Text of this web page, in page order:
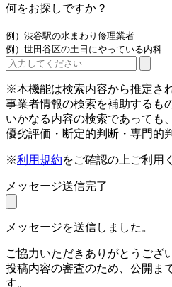
何をお探しですか？
例）渋谷駅の水まわり修理業者
例）世田谷区の土日にやっている内科
※本機能は検索内容から推定さ
事業者情報の検索を補助するも
いかなる内容の検索であっても
優劣評価・断定的判断・専門的
※利用規約をご確認の上ご利用
メッセージ送信完了
メッセージを送信しました。
ご協力いただきありがとうござ
投稿内容の審査のため、公開ま
す。